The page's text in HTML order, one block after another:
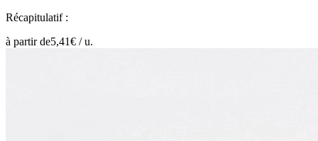
Récapitulatif :
à partir de5,41€ /u.